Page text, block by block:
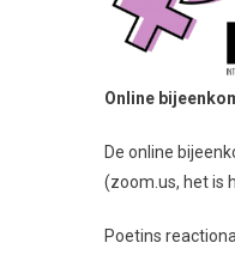
Online
De online
(zoom.us, het is
Poetins